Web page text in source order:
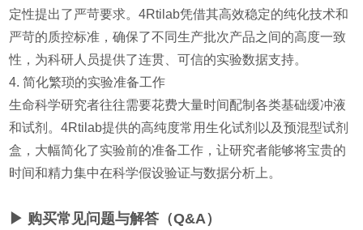
定性提出了严苛要求。4Rtilab凭借其高效稳定的纯化技术和
严苛的质控标准，确保了不同生产批次产品之间的高度一致
性，为科研人员提供了连贯、可信的实验数据支持。
4. 简化繁琐的实验准备工作
生命科学研究者往往需要花费大量时间配制各类基础缓冲液
和试剂。4Rtilab提供的高纯度常用生化试剂以及预混型试剂
盒，大幅简化了实验前的准备工作，让研究者能够将宝贵的
时间和精力集中在科学假设验证与数据分析上。
▶ 购买常见问题与解答（Q&A）